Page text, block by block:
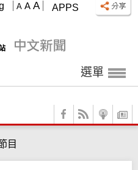
APPS
A A A
選單
目